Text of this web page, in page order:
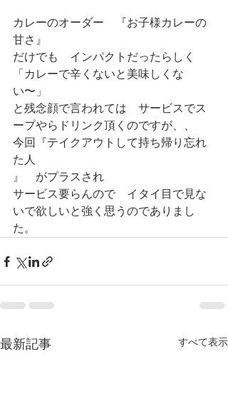
カレーのオーダー　『お子様カレーの
甘さ』
だけでも　インパクトだったらしく
「カレーで辛くないと美味しくな
い〜」
と残念顔で言われては　サービスでス
ープやらドリンク頂くのですが、、
今回『テイクアウトして持ち帰り忘れ
た人
』　がプラスされ
サービス要らんので　イタイ目で見な
いで欲しいと強く思うのでありまし
た。
最新記事 すべて表示